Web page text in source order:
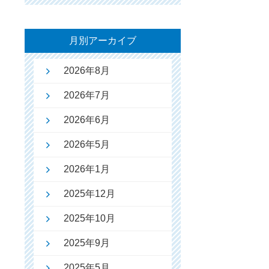
月別アーカイブ
2026年8月
2026年7月
2026年6月
2026年5月
2026年1月
2025年12月
2025年10月
2025年9月